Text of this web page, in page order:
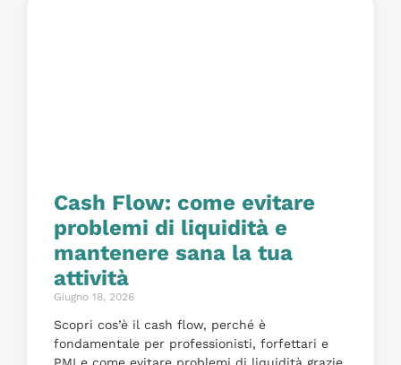
Cash Flow: come evitare
problemi di liquidità e
mantenere sana la tua
attività
Giugno 18, 2026
Scopri cos’è il cash flow, perché è
fondamentale per professionisti, forfettari e